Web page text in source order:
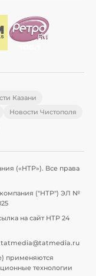
Казани
Новости Чистополя
(«НТР»). Все права
("НТР") ЭЛ №
на сайт НТР 24
tatmedia@tatmedia.ru
применяются
технологии